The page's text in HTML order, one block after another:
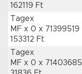
162119 Ft
Tagex
MF x 0 x 71399519
153312 Ft
Tagex
MF x 0 x 71403685